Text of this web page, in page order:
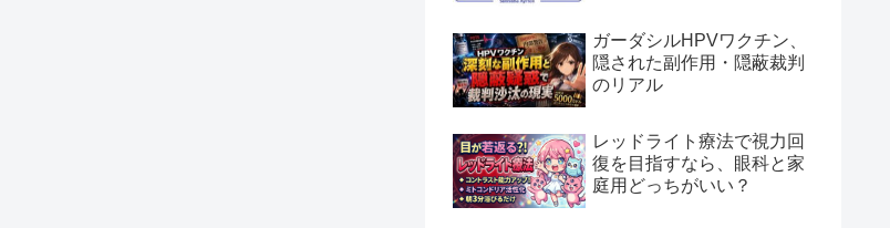
ガーダシルHPVワクチン、
隠された副作用・隠蔽裁判
のリアル
レッドライト療法で視力回
復を目指すなら、眼科と家
庭用どっちがいい？